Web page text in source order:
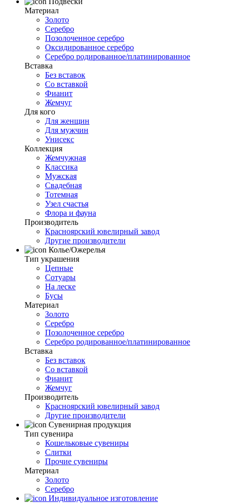
Материал
Золото
Серебро
Позолоченное серебро
Оксидированное серебро
Серебро родированное/платинированное
Вставка
Без вставок
Со вставкой
Фианит
Жемчуг
Для кого
Для женщин
Для мужчин
Унисекс
Коллекция
Жемчужная
Классика
Мужская
Свадебная
Тотемная
Узел счастья
Флора и фауна
Производитель
Красноярский ювелирный завод
Другие производители
Колье/Ожерелья
Тип украшения
Цепные
Сотуары
На леске
Бусы
Материал
Золото
Серебро
Позолоченное серебро
Серебро родированное/платинированное
Вставка
Без вставок
Со вставкой
Фианит
Жемчуг
Производитель
Красноярский ювелирный завод
Другие производители
Сувенирная продукция
Тип сувенира
Кошельковые сувениры
Слитки
Прочие сувениры
Материал
Золото
Серебро
Индивидуальное изготовление